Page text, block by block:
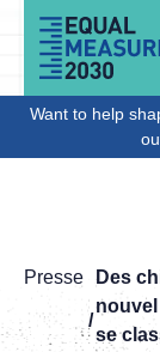
Skip to Content
Want to help
Presse Des
nouvel
se